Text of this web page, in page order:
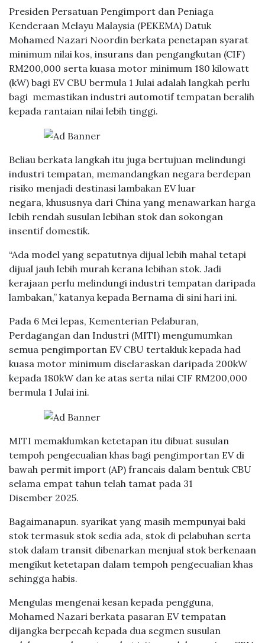
Presiden Persatuan Pengimport dan Peniaga
Kenderaan Melayu Malaysia (PEKEMA) Datuk
Mohamed Nazari Noordin berkata penetapan syarat
minimum nilai kos, insurans dan pengangkutan (CIF)
RM200,000 serta kuasa motor minimum 180 kilowatt
(kW) bagi EV CBU bermula 1 Julai adalah langkah perlu
bagi memastikan industri automotif tempatan beralih
kepada rantaian nilai lebih tinggi.
Beliau berkata langkah itu juga bertujuan melindungi
industri tempatan, memandangkan negara berdepan
risiko menjadi destinasi lambakan EV luar
negara, khususnya dari China yang menawarkan harga
lebih rendah susulan lebihan stok dan sokongan
insentif domestik.
“Ada model yang sepatutnya dijual lebih mahal tetapi
dijual jauh lebih murah kerana lebihan stok. Jadi
kerajaan perlu melindungi industri tempatan daripada
lambakan,” katanya kepada Bernama di sini hari ini.
Pada 6 Mei lepas, Kementerian Pelaburan,
Perdagangan dan Industri (MITI) mengumumkan
semua pengimportan EV CBU tertakluk kepada had
kuasa motor minimum diselaraskan daripada 200kW
kepada 180kW dan ke atas serta nilai CIF RM200,000
bermula 1 Julai ini.
MITI memaklumkan ketetapan itu dibuat susulan
tempoh pengecualian khas bagi pengimportan EV di
bawah permit import (AP) francais dalam bentuk CBU
selama empat tahun telah tamat pada 31
Disember 2025.
Bagaimanapun. syarikat yang masih mempunyai baki
stok termasuk stok sedia ada, stok di pelabuhan serta
stok dalam transit dibenarkan menjual stok berkenaan
mengikut ketetapan dalam tempoh pengecualian khas
sehingga habis.
Mengulas mengenai kesan kepada pengguna,
Mohamed Nazari berkata pasaran EV tempatan
dijangka berpecah kepada dua segmen susulan